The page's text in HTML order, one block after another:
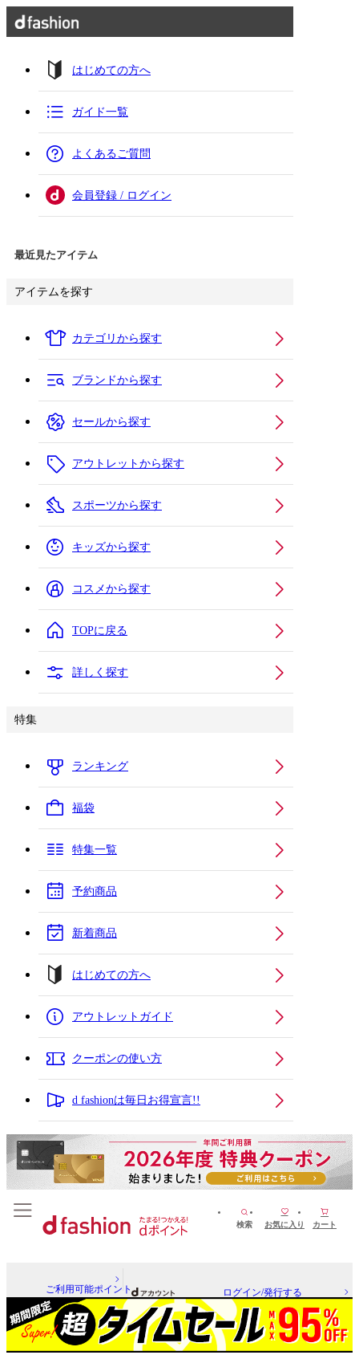
はじめての方へ
ガイド一覧
よくあるご質問
会員登録 / ログイン
最近見たアイテム
アイテムを探す
カテゴリから探す
ブランドから探す
セールから探す
アウトレットから探す
スポーツから探す
キッズから探す
コスメから探す
TOPに戻る
詳しく探す
特集
ランキング
福袋
特集一覧
予約商品
新着商品
はじめての方へ
アウトレットガイド
クーポンの使い方
d fashionは毎日お得宣言!!
検索 お気に入り カート
ご利用可能ポイント ログイン/発行する